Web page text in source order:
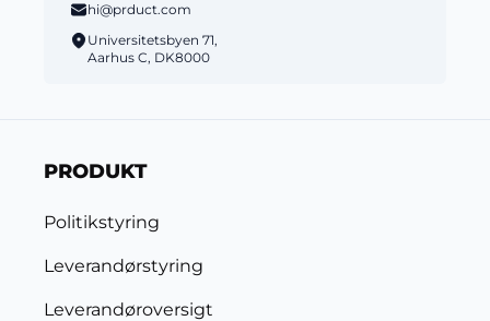
hi@prduct.com
Universitetsbyen 71,
Aarhus C, DK8000
PRODUKT
Politikstyring
Leverandørstyring
Leverandøroversigt